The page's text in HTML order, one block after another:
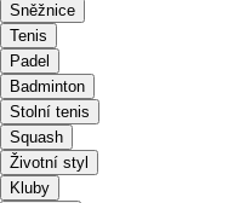
Sněžnice
Tenis
Padel
Badminton
Stolní tenis
Squash
Životní styl
Kluby